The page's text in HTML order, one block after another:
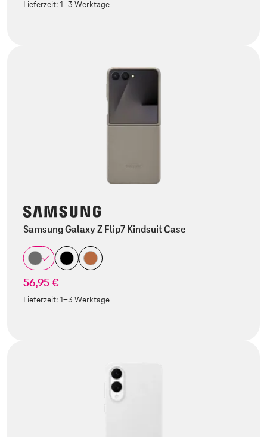
Lieferzeit:1-3 Werktage
Samsung Galaxy Z Flip7 Kindsuit Case
56,95 €
Lieferzeit:1-3 Werktage